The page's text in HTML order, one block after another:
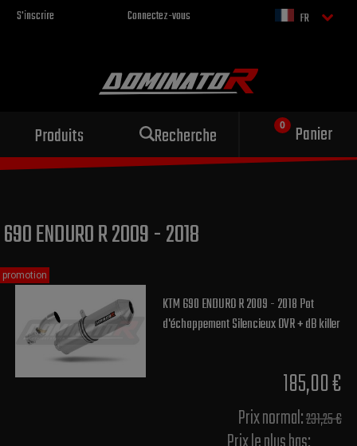
S'inscrire Connectez-vous FR
Produits Recherche Panier
Échappement sportif
pour votre moto
690 ENDURO R 2009 - 2018
KTM 690 ENDURO R 2009 - 2018 Pot
d'échappement Silencieux OVR + dB killer
185,00 €
Prix normal​:231,25 €
promotion